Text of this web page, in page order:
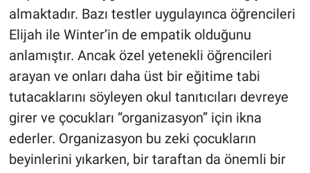
almaktadır. Bazı testler uygulayınca öğrencileri
Elijah ile Winter’in de empatik olduğunu
anlamıştır. Ancak özel yetenekli öğrencileri
arayan ve onları daha üst bir eğitime tabi
tutacaklarını söyleyen okul tanıtıcıları devreye
girer ve çocukları “organizasyon” için ikna
ederler. Organizasyon bu zeki çocukların
beyinlerini yıkarken, bir taraftan da önemli bir